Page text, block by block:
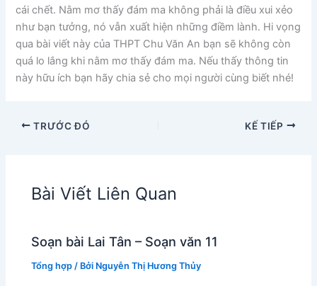
cái chết. Nằm mơ thấy đám ma không phải là điều xui xẻo
như bạn tưởng, nó vẫn xuất hiện những điềm lành. Hi vọng
qua bài viết này của THPT Chu Văn An bạn sẽ không còn
quá lo lắng khi nằm mơ thấy đám ma. Nếu thấy thông tin
này hữu ích bạn hãy chia sẻ cho mọi người cùng biết nhé!
TRƯỚC ĐÓ KẾ TIẾP
Bài Viết Liên Quan
Soạn bài Lai Tân – Soạn văn 11
Tổng hợp / Bởi Nguyễn Thị Hương Thủy